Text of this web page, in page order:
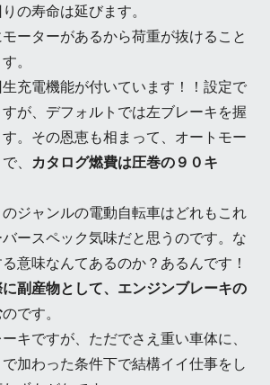
の寿命は延びます。
モーターがあるから荷重が抜けること
。
充電機能が付いています！！設定で
が、デフォルトでは左ブレーキを握
。その恩恵も相まって、オートモー
、 カタログ燃費は圧巻の９０キ
ジャンルの電動自転車はどれもこれ
ースペック気味だと思うのです。な
意味なんてあるのか？あるんです！
副産物として、エンジンブレーキの
のです。
キですが、ただでさえ重い車体に、
加わった条件下で結構イイ仕事をし